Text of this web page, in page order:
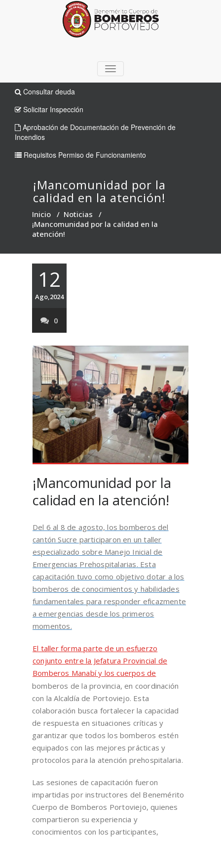
TOGGLE
NAVIGATION
Consultar deuda
Solicitar Inspección
Aprobación de Documentación de Prevención de
Incendios
Requisitos Permiso de Funcionamiento
¡Mancomunidad por la
calidad en la atención!
Inicio / Noticias /
¡Mancomunidad por la calidad en la
atención!
12
Ago,2024
0
¡Mancomunidad por la
calidad en la atención!
Del 6 al 8 de agosto, los bomberos del
cantón Sucre participaron en un taller
especializado sobre Manejo Inicial de
Emergencias Prehospitalarias. Esta
capacitación tuvo como objetivo dotar a los
bomberos de conocimientos y habilidades
fundamentales para responder eficazmente
a emergencias desde los primeros
momentos.
El taller forma parte de un esfuerzo
conjunto entre la Jefatura Provincial de
Bomberos Manabí y los cuerpos de
bomberos de la provincia, en coordinación
con la Alcaldía de Portoviejo. Esta
colaboración busca fortalecer la capacidad
de respuesta en situaciones críticas y
garantizar que todos los bomberos estén
equipados con las mejores prácticas y
protocolos para la atención prehospitalaria.
Las sesiones de capacitación fueron
impartidas por instructores del Benemérito
Cuerpo de Bomberos Portoviejo, quienes
compartieron su experiencia y
conocimientos con los participantes,